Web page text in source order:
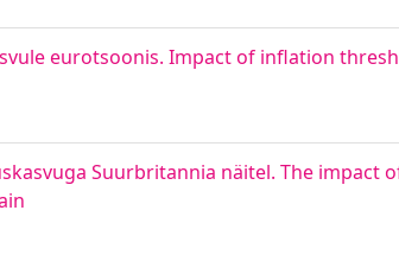
eurotsoonis. Impact of inflation
Suurbritannia näitel. The impact